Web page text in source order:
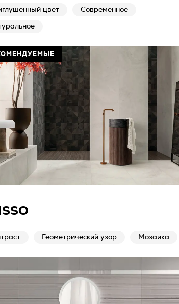
цвет Современное
Геометрический узор Мозаика